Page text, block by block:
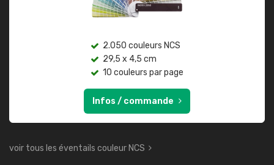
2.050 couleurs NCS
29,5 x 4,5 cm
10 couleurs par page
Infos / commande
voir tous les éventails couleur NCS